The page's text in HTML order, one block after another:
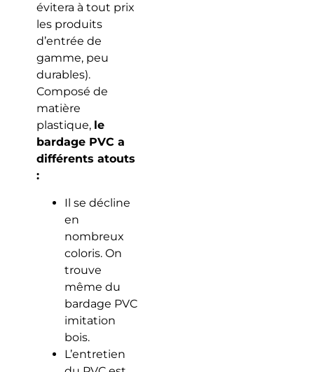
évitera à tout prix
les produits
d’entrée de
gamme, peu
durables).
Composé de
matière
plastique, le
bardage PVC a
différents atouts
:
Il se décline
en
nombreux
coloris. On
trouve
même du
bardage PVC
imitation
bois.
L’entretien